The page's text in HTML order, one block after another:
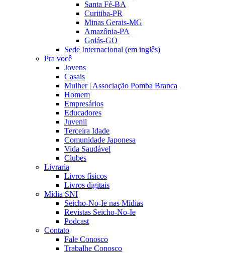
Santa Fé-BA
Curitiba-PR
Minas Gerais-MG
Amazônia-PA
Goiás-GO
Sede Internacional (em inglês)
Pra você
Jovens
Casais
Mulher | Associação Pomba Branca
Homem
Empresários
Educadores
Juvenil
Terceira Idade
Comunidade Japonesa
Vida Saudável
Clubes
Livraria
Livros físicos
Livros digitais
Mídia SNI
Seicho-No-Ie nas Mídias
Revistas Seicho-No-Ie
Podcast
Contato
Fale Conosco
Trabalhe Conosco